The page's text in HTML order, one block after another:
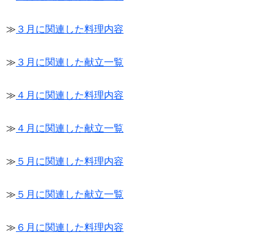
≫ ３月に関連した料理内容
≫ ３月に関連した献立一覧
≫ ４月に関連した料理内容
≫ ４月に関連した献立一覧
≫ ５月に関連した料理内容
≫ ５月に関連した献立一覧
≫ ６月に関連した料理内容